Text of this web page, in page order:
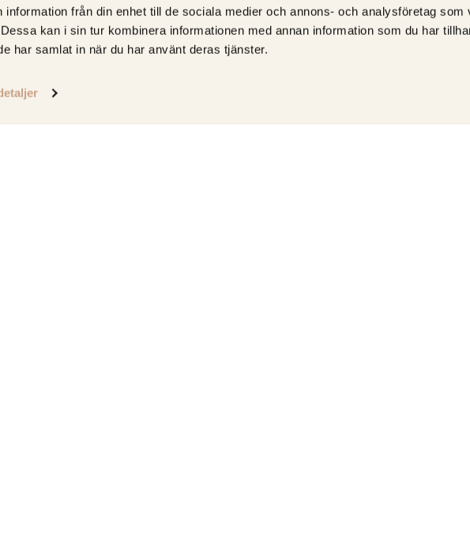
information från din enhet till de sociala medier och annons- och analysföretag som
kan i sin tur kombinera informationen med annan information som du har
har samlat in när du har använt deras tjänster.